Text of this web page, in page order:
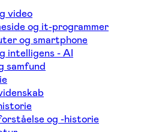
video
og it-programmer
og smartphone
intelligens - AI
samfund
og -historie